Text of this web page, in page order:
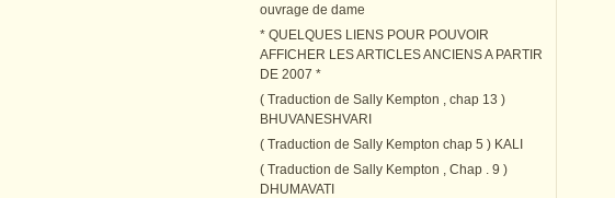
ouvrage de dame
* QUELQUES LIENS POUR POUVOIR
AFFICHER LES ARTICLES ANCIENS A PARTIR
DE 2007 *
( Traduction de Sally Kempton , chap 13 )
BHUVANESHVARI
( Traduction de Sally Kempton chap 5 ) KALI
( Traduction de Sally Kempton , Chap . 9 )
DHUMAVATI